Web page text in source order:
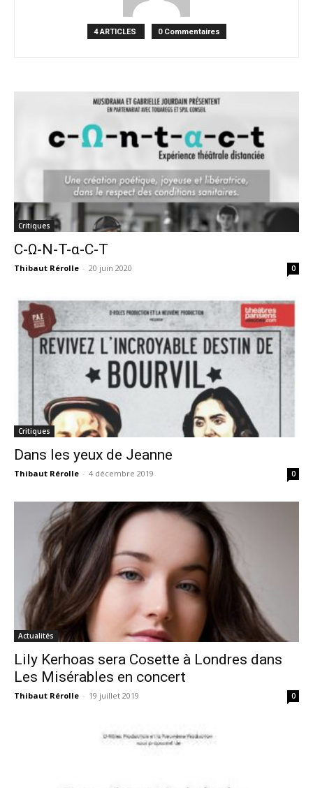
4 ARTICLES 0 Commentaires
Critiques
C-Ω-N-T-α-C-T
Thibaut Rérolle - 20 juin 2020 0
Critiques
Dans les yeux de Jeanne
Thibaut Rérolle - 4 décembre 2019 0
Actualités
Lily Kerhoas sera Cosette à Londres dans
Les Misérables en concert
Thibaut Rérolle - 19 juillet 2019 0